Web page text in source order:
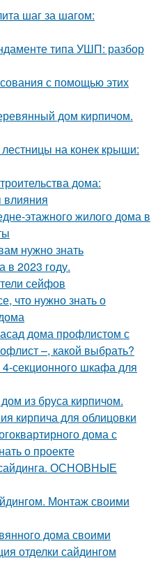
шаг за шагом:
типа УШП: разбор
с помощью этих
дом кирпичом.
на конек крыши:
дома:
этажного жилого дома в
нужно знать
в 2023 году.
сейфов
что нужно знать о
дома профлистом с
–, какой выбрать?
4-секционного шкафа для
из бруса кирпичом.
кирпича для облицовки
дома с
о проекте
сайдинга. ОСНОВНЫЕ
Монтаж своими
дома своими
отделки сайдингом